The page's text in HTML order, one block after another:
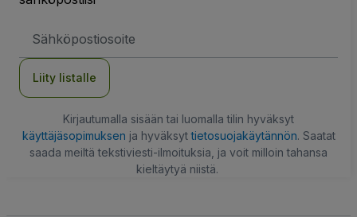
Liity listalle
Kirjautumalla sisään tai luomalla tilin hyväksyt
käyttäjäsopimuksen ja hyväksyttietosuojakäytännön. Saatat
saada meiltä tekstiviesti-ilmoituksia, ja voit milloin tahansa
kieltäytyä niistä.